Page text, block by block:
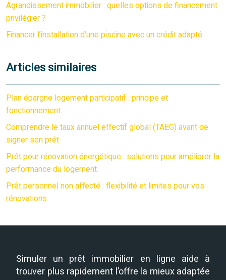
Agrandissement immobilier : quelles options de financement
privilégier ?
Financer l’installation d’une piscine avec un crédit adapté
Articles similaires
Plan épargne logement participatif : principe et
fonctionnement
Comprendre le taux annuel effectif global (TAEG) avant de
signer son prêt
Prêt pour rénovation énergétique : solutions pour améliorer la
performance du logement
Prêt personnel non affecté : flexibilité et limites pour vos
rénovations
Simuler un prêt immobilier en ligne aide à
trouver plus rapidement l’offre la mieux adaptée